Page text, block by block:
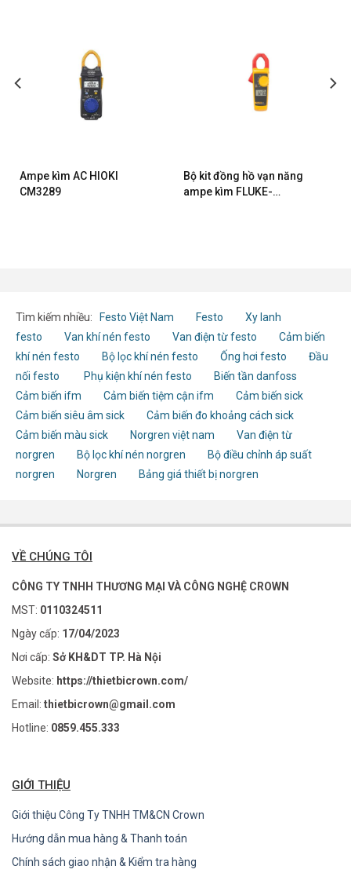
Ampe kìm AC HIOKI
CM3289
Bộ kit đồng hồ vạn năng
ampe kìm FLUKE-
Tìm kiếm nhiều: Festo Việt Nam Festo
Xy lanh
festo
Van khí nén festo Van điện từ festo
Cảm biến
khí nén festo
Bộ lọc khí nén festo Ống hơi festo
Đầu
nối festo
Phụ kiện khí nén festo
Biến tần danfoss
Cảm biến ifm
Cảm biến tiệm cận ifm
Cảm biến sick
Cảm biến siêu âm sick
Cảm biến đo khoảng cách sick
Cảm biến màu sick
Norgren việt nam
Van điện từ
norgren
Bộ lọc khí nén norgren
Bộ điều chỉnh áp suất
norgren
Norgren Bảng giá thiết bị norgren
VỀ CHÚNG TÔI
CÔNG TY TNHH THƯƠNG MẠI VÀ CÔNG NGHỆ CROWN
MST: 0110324511
Ngày cấp: 17/04/2023
Nơi cấp: Sở KH&DT TP. Hà Nội
Website: https://thietbicrown.com/
Email: thietbicrown@gmail.com
Hotline: 0859.455.333
GIỚI THIỆU
Giới thiệu Công Ty TNHH TM&CN Crown
Hướng dẫn mua hàng & Thanh toán
Chính sách giao nhận & Kiểm tra hàng